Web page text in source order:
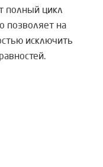
полный цикл
позволяет на
исключить